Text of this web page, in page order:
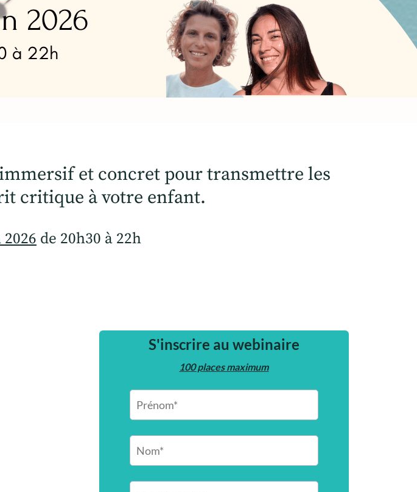
et concret pour transmettre les
critique à votre enfant.
2026 de 20h30 à 22h
S'inscrire au webinaire
100 places maximum